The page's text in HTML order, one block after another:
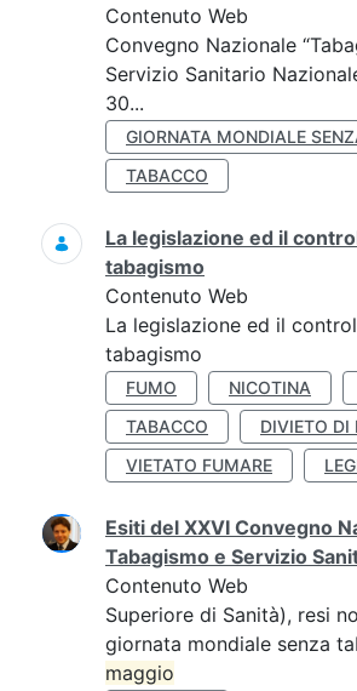
Contenuto Web
Convegno Nazionale
Servizio Sanitario
30...
GIORNATA MONDIALE
TABACCO
La legislazione ed il
tabagismo
Contenuto Web
La legislazione ed il
tabagismo
FUMO NICOTINA
TABACCO
DIVIETO DI
VIETATO FUMARE
Esiti del XXVI Convegno
Tabagismo e Servizio
Contenuto Web
Superiore di Sanità), resi
giornata mondiale senza
maggio